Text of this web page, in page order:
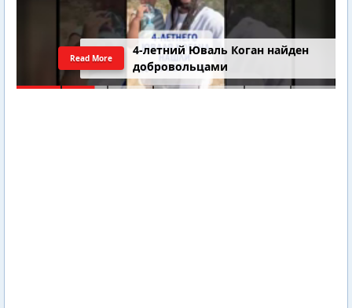
4-летний Юваль Коган найден
добровольцами
Read More